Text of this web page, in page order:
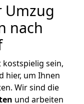
Umzug
nach
sein,
hier, um Ihnen
Wir sind die
und arbeiten